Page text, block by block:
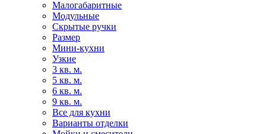
Малогабаритные
Модульные
Скрытые ручки
Размер
Мини-кухни
Узкие
3 кв. м.
5 кв. м.
6 кв. м.
9 кв. м.
Все для кухни
Варианты отделки